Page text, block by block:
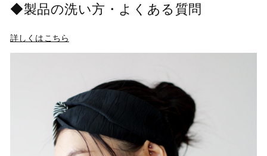
◆製品の洗い方・よくある質問
詳しくはこちら